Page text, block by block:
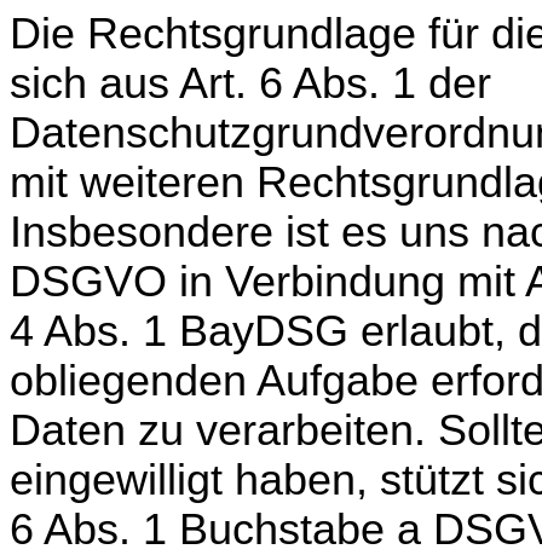
Die Rechtsgrundlage für
sich aus Art. 6 Abs. 1 der
mit weiteren
Insbesondere ist es uns
DSGVO in Verbindung mit
4 Abs. 1 BayDSG erlaubt,
obliegenden Aufgabe
Daten zu verarbeiten.
eingewilligt haben, stützt
6 Abs. 1 Buchstabe a